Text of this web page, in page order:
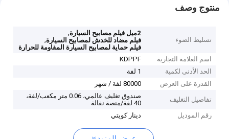
منتوج وصف
تسليط الضوء
2ميل فيلم مصابيح السيارة
,
فيلم مضاد للخدش لمصابيح السيارة,
فيلم حماية لمصابيح السيارة المقاومة للحرارة
اسم العلامة التجارية
KDPPF
الحد الأدنى لكمية
1 لفة
القدرة على العرض
80000 لفة / شهر
تفاصيل التغليف
صندوق تغليف عالمي، 0.06 متر مكعب/لفة،
40 لفة/منصة نقالة
رقم الموديل
دينار كويتي